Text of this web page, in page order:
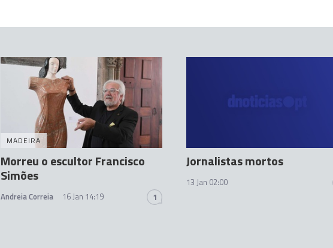
MADEIRA
Morreu o escultor Francisco
Simões
Andreia Correia 16 Jan 14:19 1
Jornalistas mortos
13 Jan 02:00